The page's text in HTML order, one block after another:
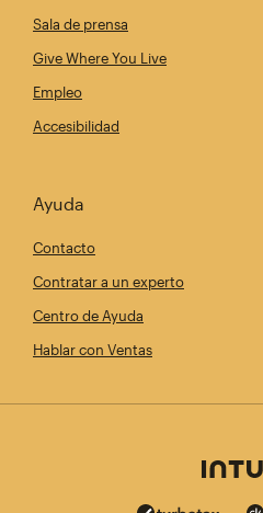
Sala de prensa
Give Where You Live
Empleo
Accesibilidad
Ayuda
Contacto
Contratar a un experto
Centro de Ayuda
Hablar con Ventas